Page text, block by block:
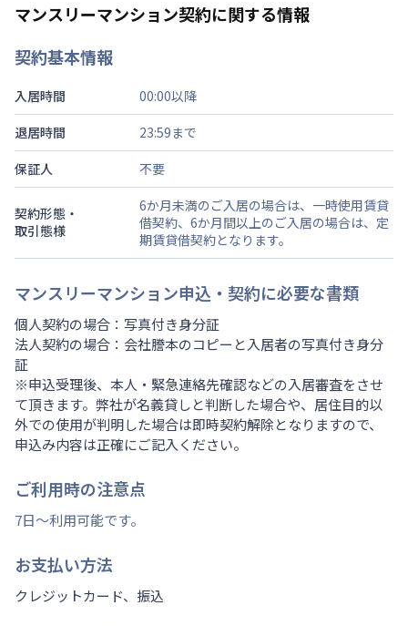
マンスリーマンション契約に関する情報
契約基本情報
入居時間
00:00以降
退居時間
23:59まで
保証人
不要
契約形態・
取引態様
6か月未満のご入居の場合は、一時使用賃貸
借契約、6か月間以上のご入居の場合は、定
期賃貸借契約となります。
マンスリーマンション申込・契約に必要な書類
個人契約の場合：写真付き身分証
法人契約の場合：会社謄本のコピーと入居者の写真付き身分
証
※申込受理後、本人・緊急連絡先確認などの入居審査をさせ
て頂きます。弊社が名義貸しと判断した場合や、居住目的以
外での使用が判明した場合は即時契約解除となりますので、
申込み内容は正確にご記入ください。
ご利用時の注意点
7日～利用可能です。
お支払い方法
クレジットカード、振込